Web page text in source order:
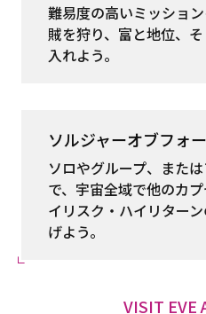
難易度の高いミッショ
賊を狩り、富と地位、
入れよう。
ソルジャーオブフォ
ソロやグループ、また
で、宇宙全域で他のカ
イリスク・ハイリター
げよう。
VISIT EVE